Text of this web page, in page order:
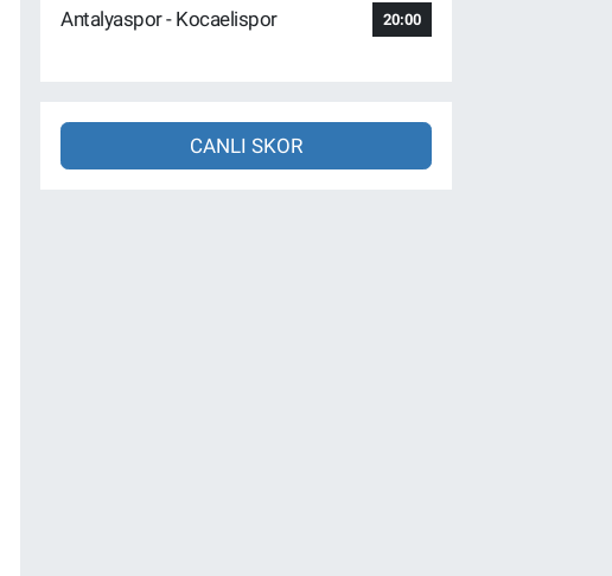
Antalyaspor - Kocaelispor 20:00
CANLI SKOR